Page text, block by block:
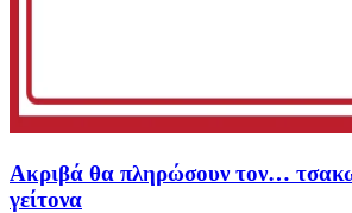
Ακριβά θα πληρώσουν τον…
γείτονα